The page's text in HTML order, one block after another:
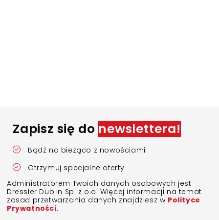
Zapisz się do newslettera!
Bądź na bieżąco z nowościami
Otrzymuj specjalne oferty
Administratorem Twoich danych osobowych jest
Dressler Dublin Sp. z o.o. Więcej informacji na temat
zasad przetwarzania danych znajdziesz w Polityce
Prywatności.